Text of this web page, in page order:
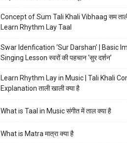
Concept of Sum Tali Khali Vibhaag सम ताली
Learn Rhythm Lay Taal
Swar Idenfication ‘Sur Darshan’ | Basic
Singing Lesson स्वरों की पहचान ‘सुर दर्शन’
Learn Rhythm Lay in Music | Tali Khali
Explanation ताली खाली क्या है
What is Taal in Music संगीत में ताल क्या है
What is Matra मात्रा क्या है